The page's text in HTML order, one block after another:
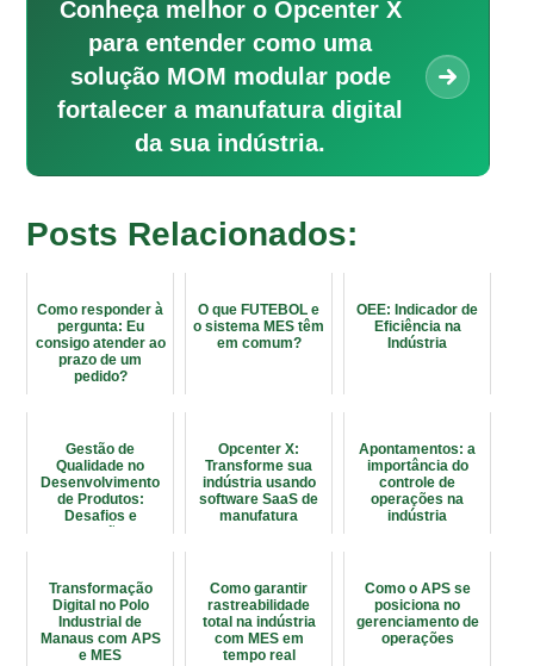
Conheça melhor o Opcenter X
para entender como uma
solução MOM modular pode
fortalecer a manufatura digital
da sua indústria.
Posts Relacionados:
Como responder à
pergunta: Eu
consigo atender ao
prazo de um
pedido?
O que FUTEBOL e
o sistema MES têm
em comum?
OEE: Indicador de
Eficiência na
Indústria
Gestão de
Qualidade no
Desenvolvimento
de Produtos:
Desafios e
Opcenter X:
Transforme sua
indústria usando
software SaaS de
manufatura
Apontamentos: a
importância do
controle de
operações na
indústria
Transformação
Digital no Polo
Industrial de
Manaus com APS
e MES
Como garantir
rastreabilidade
total na indústria
com MES em
tempo real
Como o APS se
posiciona no
gerenciamento de
operações